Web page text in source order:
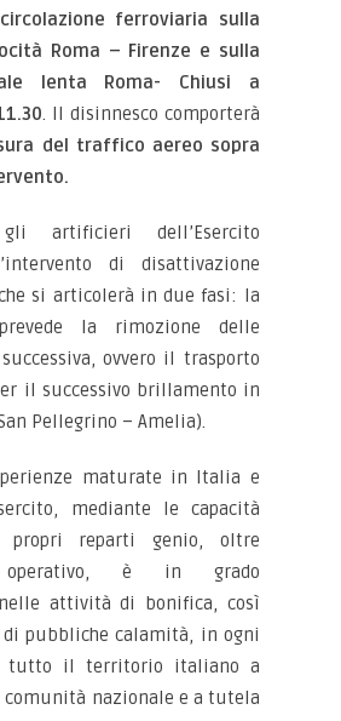
ferroviaria sulla
Roma – Firenze e sulla
lenta Roma- Chiusi a
. Il disinnesco comporterà
del traffico aereo sopra
artificieri dell’Esercito
di disattivazione
si articolerà in due fasi: la
la rimozione delle
ovvero il trasporto
il successivo brillamento in
Pellegrino – Amelia).
maturate in Italia e
mediante le capacità
propri reparti genio, oltre
operativo, è in grado
attività di bonifica, così
pubbliche calamità, in ogni
tutto il territorio italiano a
comunità nazionale e a tutela